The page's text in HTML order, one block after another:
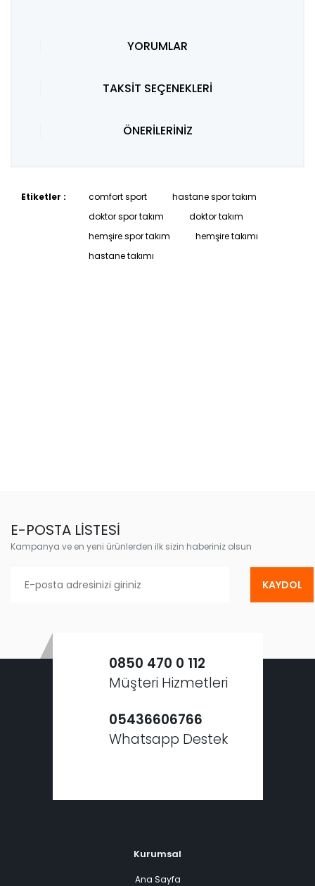
YORUMLAR
TAKSİT SEÇENEKLERİ
ÖNERİLERİNİZ
Etiketler : comfort sport
hastane spor takım
doktor spor takım
doktor takım
hemşire spor takım
hemşire takımı
hastane takımı
E-POSTA LİSTESİ
Kampanya ve en yeni ürünlerden ilk sizin haberiniz olsun
KAYDOL
0850 470 0 112
Müşteri Hizmetleri
05436606766
Whatsapp Destek
Kurumsal
Ana Sayfa